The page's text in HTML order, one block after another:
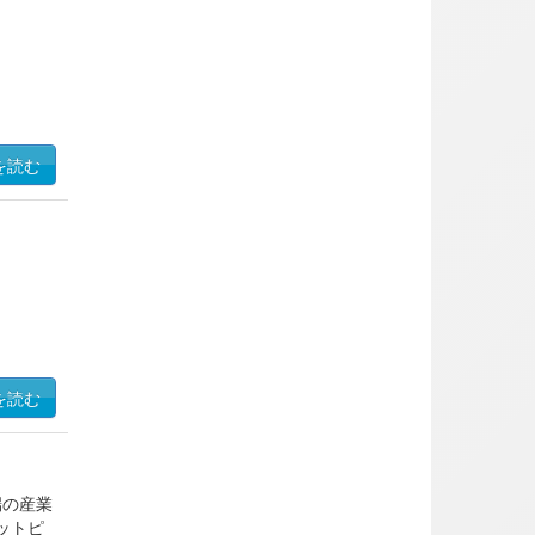
読む
読む
産業
トピ